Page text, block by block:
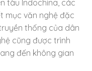
tàu Indochina, các
mục văn nghệ đặc
thống của dân
cũng được trình
đến không gian